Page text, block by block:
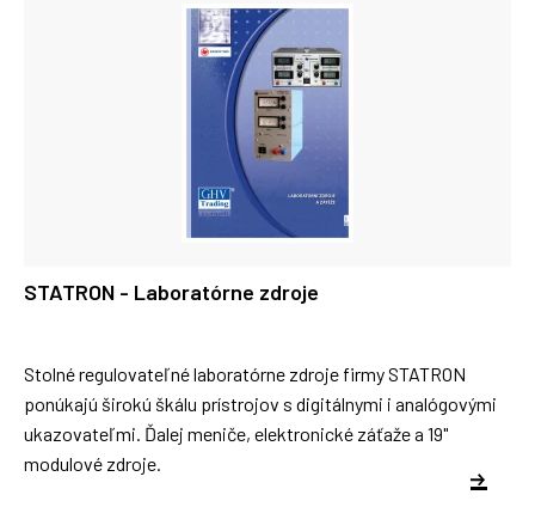
STATRON - Laboratórne zdroje
Stolné regulovateľné laboratórne zdroje firmy STATRON
ponúkajú širokú škálu prístrojov s digitálnymi i analógovými
ukazovateľmi. Ďalej meniče, elektronické záťaže a 19"
modulové zdroje.